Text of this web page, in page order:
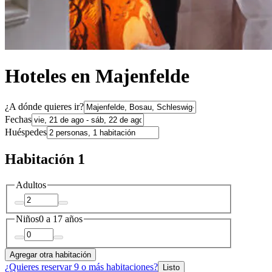
Hoteles en Majenfelde
¿A dónde quieres ir?
Fechas
Huéspedes
Habitación 1
Adultos
Niños0 a 17 años
Agregar otra habitación
¿Quieres reservar 9 o más habitaciones? Listo